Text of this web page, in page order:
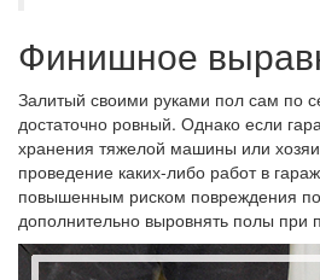
Финишное
Залитый своими руками пол сам по
достаточно ровный. Однако если
хранения тяжелой машины или
проведение каких-либо работ в
повышенным риском повреждения
дополнительно выровнять полы при